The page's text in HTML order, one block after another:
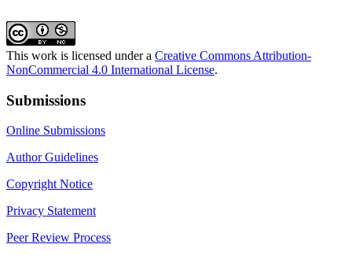
This work is licensed under a Creative Commons Attribution-
NonCommercial 4.0 International License.
Submissions
Online Submissions
Author Guidelines
Copyright Notice
Privacy Statement
Peer Review Process